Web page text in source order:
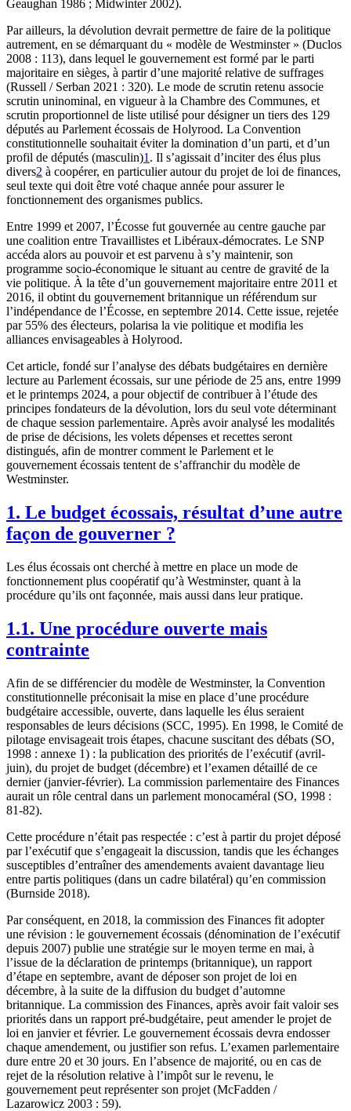
Geaughan 1986 ; Midwinter 2002).
Par ailleurs, la dévolution devrait permettre de faire de la politique
autrement, en se démarquant du « modèle de Westminster » (Duclos
2008 : 113), dans lequel le gouvernement est formé par le parti
majoritaire en sièges, à partir d’une majorité relative de suffrages
(Russell / Serban 2021 : 320). Le mode de scrutin retenu associe
scrutin uninominal, en vigueur à la Chambre des Communes, et
scrutin proportionnel de liste utilisé pour désigner un tiers des 129
députés au Parlement écossais de Holyrood. La Convention
constitutionnelle souhaitait éviter la domination d’un parti, et d’un
profil de députés (masculin)1 . Il s’agissait d’inciter des élus plus
divers2 à coopérer, en particulier autour du projet de loi de finances,
seul texte qui doit être voté chaque année pour assurer le
fonctionnement des organismes publics.
Entre 1999 et 2007, l’Écosse fut gouvernée au centre gauche par
une coalition entre Travaillistes et Libéraux-démocrates. Le SNP
accéda alors au pouvoir et est parvenu à s’y maintenir, son
programme socio-économique le situant au centre de gravité de la
vie politique. À la tête d’un gouvernement majoritaire entre 2011 et
2016, il obtint du gouvernement britannique un référendum sur
l’indépendance de l’Écosse, en septembre 2014. Cette issue, rejetée
par 55% des électeurs, polarisa la vie politique et modifia les
alliances envisageables à Holyrood.
Cet article, fondé sur l’analyse des débats budgétaires en dernière
lecture au Parlement écossais, sur une période de 25 ans, entre 1999
et le printemps 2024, a pour objectif de contribuer à l’étude des
principes fondateurs de la dévolution, lors du seul vote déterminant
de chaque session parlementaire. Après avoir analysé les modalités
de prise de décisions, les volets dépenses et recettes seront
distingués, afin de montrer comment le Parlement et le
gouvernement écossais tentent de s’affranchir du modèle de
Westminster.
1. Le budget écossais, résultat d’une autre
façon de gouverner ?
Les élus écossais ont cherché à mettre en place un mode de
fonctionnement plus coopératif qu’à Westminster, quant à la
procédure qu’ils ont façonnée, mais aussi dans leur pratique.
1.1. Une procédure ouverte mais
contrainte
Afin de se différencier du modèle de Westminster, la Convention
constitutionnelle préconisait la mise en place d’une procédure
budgétaire accessible, ouverte, dans laquelle les élus seraient
responsables de leurs décisions (SCC, 1995). En 1998, le Comité de
pilotage envisageait trois étapes, chacune suscitant des débats (SO,
1998 : annexe 1) : la publication des priorités de l’exécutif (avril-
juin), du projet de budget (décembre) et l’examen détaillé de ce
dernier (janvier-février). La commission parlementaire des Finances
aurait un rôle central dans un parlement monocaméral (SO, 1998 :
81-82).
Cette procédure n’était pas respectée : c’est à partir du projet déposé
par l’exécutif que s’engageait la discussion, tandis que les échanges
susceptibles d’entraîner des amendements avaient davantage lieu
entre partis politiques (dans un cadre bilatéral) qu’en commission
(Burnside 2018).
Par conséquent, en 2018, la commission des Finances fit adopter
une révision : le gouvernement écossais (dénomination de l’exécutif
depuis 2007) publie une stratégie sur le moyen terme en mai, à
l’issue de la déclaration de printemps (britannique), un rapport
d’étape en septembre, avant de déposer son projet de loi en
décembre, à la suite de la diffusion du budget d’automne
britannique. La commission des Finances, après avoir fait valoir ses
priorités dans un rapport pré-budgétaire, peut amender le projet de
loi en janvier et février. Le gouvernement écossais devra endosser
chaque amendement, ou justifier son refus. L’examen parlementaire
dure entre 20 et 30 jours. En l’absence de majorité, ou en cas de
rejet de la résolution relative à l’impôt sur le revenu, le
gouvernement peut représenter son projet (McFadden /
Lazarowicz 2003 : 59).